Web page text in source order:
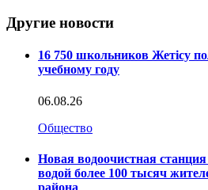
Другие новости
16 750 школьников Жетісу
учебному году
06.08.26
Общество
Новая водоочистная
водой более 100 тысяч
района